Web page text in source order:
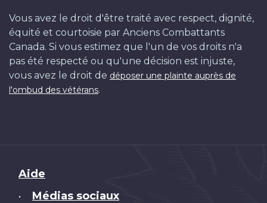
Vous avez le droit d'être traité avec respect, dignité,
équité et courtoisie par Anciens Combattants
Canada. Si vous estimez que l'un de vos droits n'a
pas été respecté ou qu'une décision est injuste,
vous avez le droit de déposer une plainte auprès de
l'ombud des vétérans.
Brand
Aide
• Médias sociaux